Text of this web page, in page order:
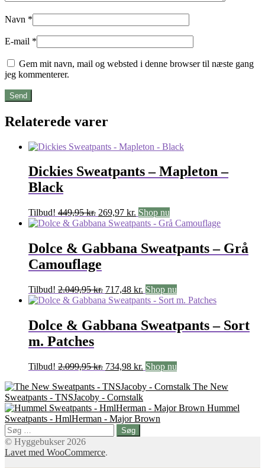
Navn *
E-mail *
Gem mit navn, mail og websted i denne browser til næste gang
jeg kommenterer.
Relaterede varer
Dickies Sweatpants – Mapleton –
Black
Tilbud! 449,95kr. Den
oprindelige
var:
449,95 kr..
269,97 kr. Den
aktuelle
er:
269,97 kr..
Shop nu
Dolce & Gabbana Sweatpants – Grå
Camouflage
Tilbud! 2.049,95kr. Den
oprindelige
var:
2.049,95 kr..
717,48 kr. Den
aktuelle
er:
717,48 kr..
Shop nu
Dolce & Gabbana Sweatpants – Sort
m. Patches
Tilbud! 2.099,95kr. Den
pris
var:
2.099,95 kr..
734,98 kr. Den
pris
er:
734,98 kr..
Shop nu
The New
Sweatpants - TNSJacoby - Cornstalk
Hummel
Sweatpants - HmlHerman - Major Brown
Søg
efter:
© Hyggebukser 2026
Lavet med WooCommerce.